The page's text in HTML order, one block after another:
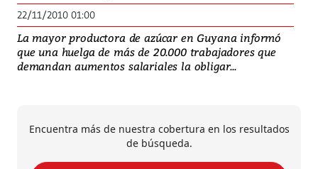
22/11/2010 01:00
La mayor productora de azúcar en Guyana informó
que una huelga de más de 20.000 trabajadores que
demandan aumentos salariales la obligar...
Encuentra más de nuestra cobertura en los resultados
de búsqueda.